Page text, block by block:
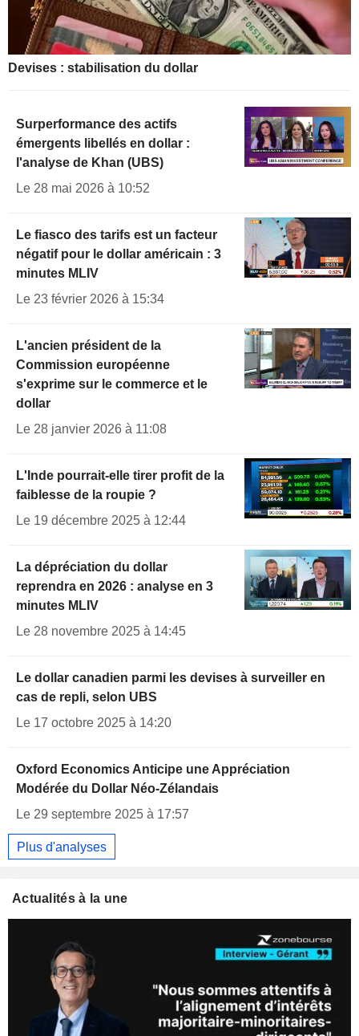
Devises : stabilisation du dollar
Surperformance des actifs
émergents libellés en dollar :
l'analyse de Khan (UBS)
Le 28 mai 2026 à 10:52
Le fiasco des tarifs est un facteur
négatif pour le dollar américain : 3
minutes MLIV
Le 23 février 2026 à 15:34
L'ancien président de la
Commission européenne
s'exprime sur le commerce et le
dollar
Le 28 janvier 2026 à 11:08
L'Inde pourrait-elle tirer profit de la
faiblesse de la roupie ?
Le 19 décembre 2025 à 12:44
La dépréciation du dollar
reprendra en 2026 : analyse en 3
minutes MLIV
Le 28 novembre 2025 à 14:45
Le dollar canadien parmi les devises à surveiller en
cas de repli, selon UBS
Le 17 octobre 2025 à 14:20
Oxford Economics Anticipe une Appréciation
Modérée du Dollar Néo-Zélandais
Le 29 septembre 2025 à 17:57
Plus d'analyses
Actualités à la une